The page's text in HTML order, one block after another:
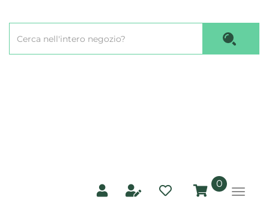
principale
Prodotto
0prodotti
inseriti